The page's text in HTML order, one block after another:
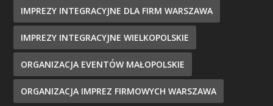
IMPREZY INTEGRACYJNE DLA FIRM WARSZAWA
IMPREZY INTEGRACYJNE WIELKOPOLSKIE
ORGANIZACJA EVENTÓW MAŁOPOLSKIE
ORGANIZACJA IMPREZ FIRMOWYCH WARSZAWA